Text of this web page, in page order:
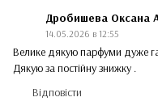
Дробишева Оксана
14.05.2026 в 12:55
Велике дякую парфуми дуже
Дякую за постійну знижку .
Відповісти